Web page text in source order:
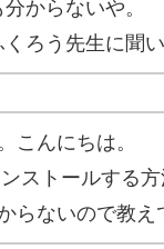
からないや。
ろう先生に聞い
こんにちは。
ストールする
らないので教え